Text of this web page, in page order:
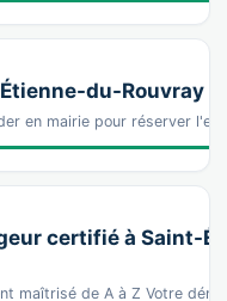
du-Rouvray :
en mairie pour réserver
certifié à Saint-
maîtrisé de A à Z Votre